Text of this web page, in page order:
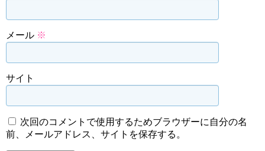
メール ※
サイト
次回のコメントで使用するためブラウザーに自分の名
前、メールアドレス、サイトを保存する。